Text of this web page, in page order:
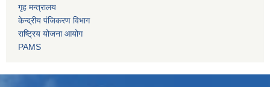
गृह मन्त्रालय
केन्द्रीय पंजिकरण विभाग
राष्ट्रिय योजना आयोग
PAMS